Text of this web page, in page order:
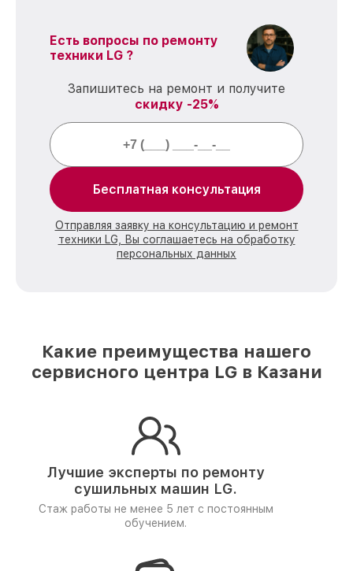
Есть вопросы по ремонту
техники LG ?
Запишитесь на ремонт и получите
скидку -25%
Бесплатная консультация
Отправляя заявку на консультацию и ремонт
техники LG, Вы соглашаетесь на обработку
персональных данных
Какие преимущества нашего
сервисного центра LG в Казани
Лучшие эксперты по ремонту
сушильных машин LG.
Стаж работы не менее 5 лет с постоянным
обучением.